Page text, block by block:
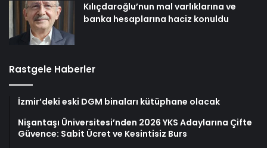
Kılıçdaroğlu’nun mal varlıklarına ve
banka hesaplarına haciz konuldu
Rastgele Haberler
İzmir’deki eski DGM binaları kütüphane olacak
Nişantaşı Üniversitesi’nden 2026 YKS Adaylarına Çifte
Güvence: Sabit Ücret ve Kesintisiz Burs